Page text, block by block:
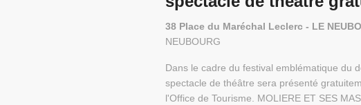
38 Place du Maréchal Leclerc - LE
NEUBOURG
Dans le cadre du festival emblématique du
spectacle de théâtre sera présenté
l'Office de Tourisme. MOLIERE ET SES